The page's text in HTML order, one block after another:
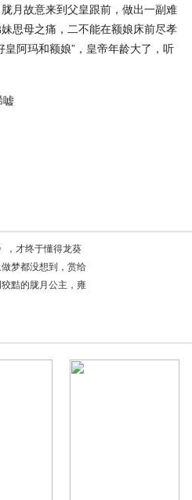
月故意来到父皇跟前，做出一副难
思母之痛，二不能在额娘床前尽孝
阿玛和额娘”，皇帝年龄大了，听
，才终于懂得龙葵
梦都没想到，赏给
黠的胧月公主，雍